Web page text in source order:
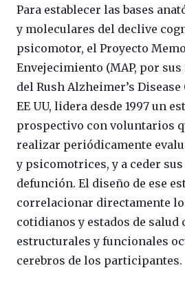
Para establecer las bases
y moleculares del declive
psicomotor, el Proyecto
Envejecimiento (MAP, por
del Rush Alzheimer’s Disease
EE UU, lidera desde 1997 un
prospectivo con voluntarios
realizar periódicamente
y psicomotrices, y a ceder
defunción. El diseño de ese
correlacionar directamente
cotidianos y estados de salud
estructurales y funcionales
cerebros de los participantes.